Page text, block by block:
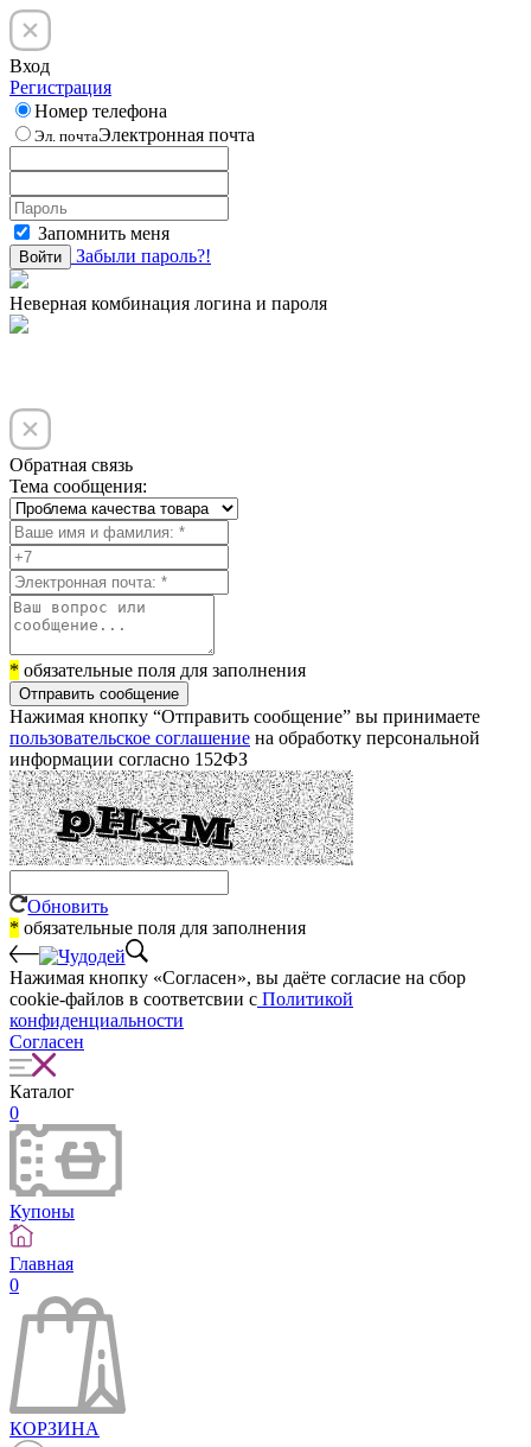
Вход
Регистрация
Номер телефона
Эл. почтаЭлектронная почта
Запомнить меня
Войти Забыли пароль?!
Неверная комбинация логина и пароля
Обратная связь
Тема сообщения:
* обязательные поля для заполнения
Отправить сообщение
Нажимая кнопку “Отправить сообщение” вы принимаете
пользовательское соглашение на обработку персональной
информации согласно 152ФЗ
Обновить
* обязательные поля для заполнения
Нажимая кнопку «Согласен», вы даёте cогласие на сбор
cookie-файлов в соответсвии с Политикой
конфиденциальности
Согласен
Каталог
0
Купоны
Главная
0
КОРЗИНА